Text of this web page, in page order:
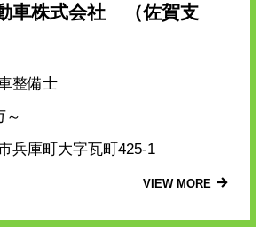
車株式会社 （佐賀支
整備士
～
兵庫町大字瓦町425-1
VIEW MORE